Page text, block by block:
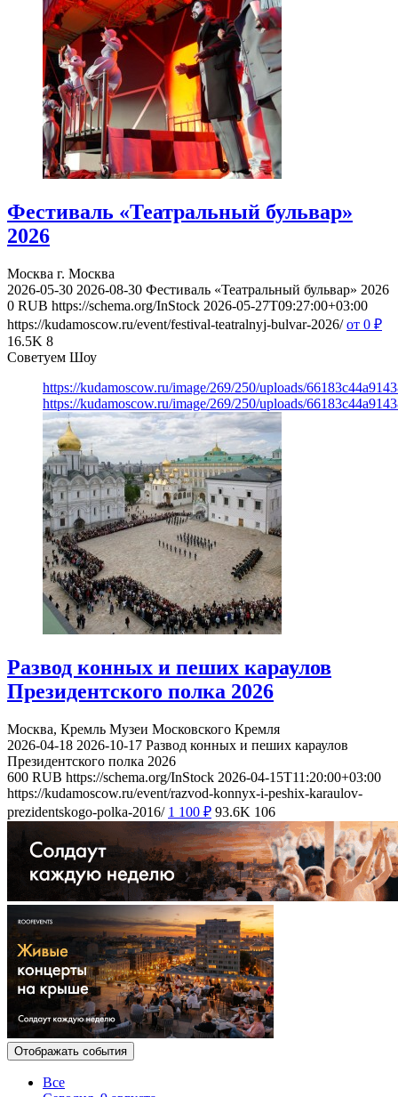
Фестиваль «Театральный бульвар»
2026
Москва г. Москва
2026-05-30 2026-08-30 Фестиваль «Театральный бульвар» 2026
0 RUB https://schema.org/InStock 2026-05-27T09:27:00+03:00
https://kudamoscow.ru/event/festival-teatralnyj-bulvar-2026/ от 0 ₽
16.5K 8
Советуем Шоу
https://kudamoscow.ru/image/269/250/uploads/
https://kudamoscow.ru/image/269/250/uploads/
Развод конных и пеших караулов
Президентского полка 2026
Москва, Кремль Музеи Московского Кремля
2026-04-18 2026-10-17 Развод конных и пеших караулов
Президентского полка 2026
600 RUB https://schema.org/InStock 2026-04-15T11:20:00+03:00
https://kudamoscow.ru/event/razvod-konnyx-i-peshix-karaulov-
prezidentskogo-polka-2016/ 1 100 ₽ 93.6K 106
Отображать события
Все